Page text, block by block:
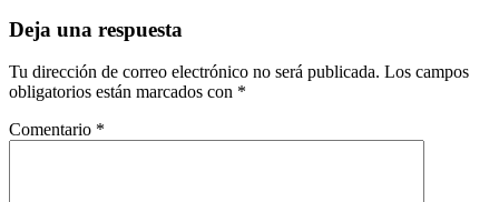
Deja una respuesta
Tu dirección de correo electrónico no será publicada. Los campos
obligatorios están marcados con *
Comentario *